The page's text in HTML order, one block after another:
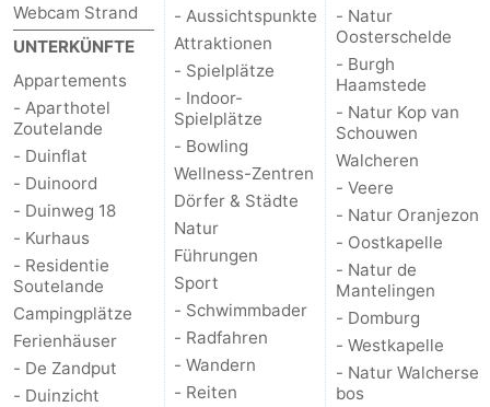
Webcam Strand
UNTERKÜNFTE
Appartements
- Aparthotel
Zoutelande
- Duinflat
- Duinoord
- Duinweg 18
- Kurhaus
- Residentie
Soutelande
Campingplätze
Ferienhäuser
- De Zandput
- Duinzicht
- Aussichtspunkte
Attraktionen
- Spielplätze
- Indoor-
Spielplätze
- Bowling
Wellness-Zentren
Dörfer & Städte
Natur
Führungen
Sport
- Schwimmbader
- Radfahren
- Wandern
- Reiten
- Natur
Oosterschelde
- Burgh
Haamstede
- Natur Kop van
Schouwen
Walcheren
- Veere
- Natur Oranjezon
- Oostkapelle
- Natur de
Mantelingen
- Domburg
- Westkapelle
- Natur Walcherse
bos